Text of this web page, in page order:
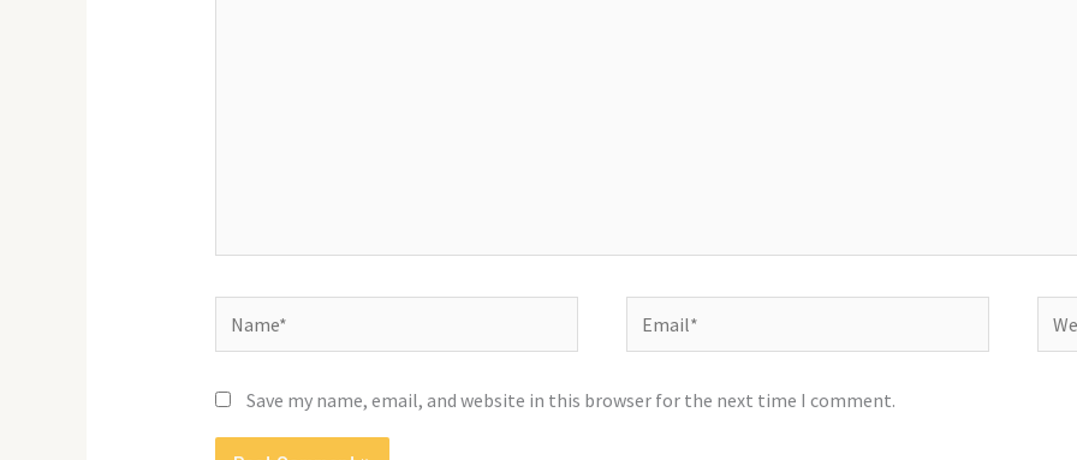
Name* Email*
Save my name, email, and website in this browser for the next time I comment.